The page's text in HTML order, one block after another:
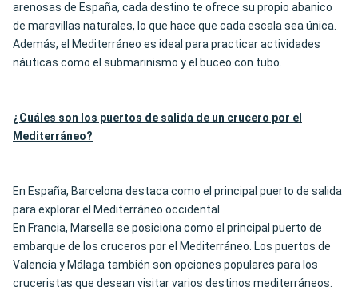
arenosas de España, cada destino te ofrece su propio abanico
de maravillas naturales, lo que hace que cada escala sea única.
Además, el Mediterráneo es ideal para practicar actividades
náuticas como el submarinismo y el buceo con tubo.
¿Cuáles son los puertos de salida de un crucero por el
Mediterráneo?
En España, Barcelona destaca como el principal puerto de salida
para explorar el Mediterráneo occidental.
En Francia, Marsella se posiciona como el principal puerto de
embarque de los cruceros por el Mediterráneo. Los puertos de
Valencia y Málaga también son opciones populares para los
cruceristas que desean visitar varios destinos mediterráneos.